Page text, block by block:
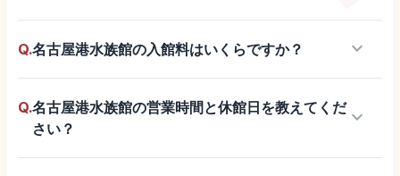
Q.名古屋港水族館の入館料はいくらですか？ keyboard_arrow_down
Q.名古屋港水族館の営業時間と休館日を教えてくだ
さい？
keyboard_arrow_down